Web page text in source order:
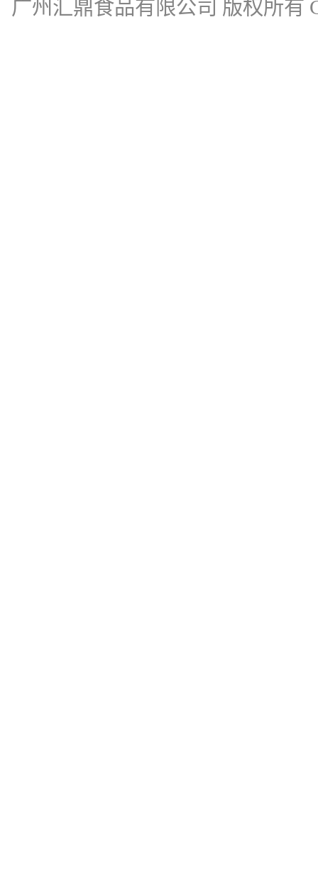
广州汇鼎食品有限公司 版权所有